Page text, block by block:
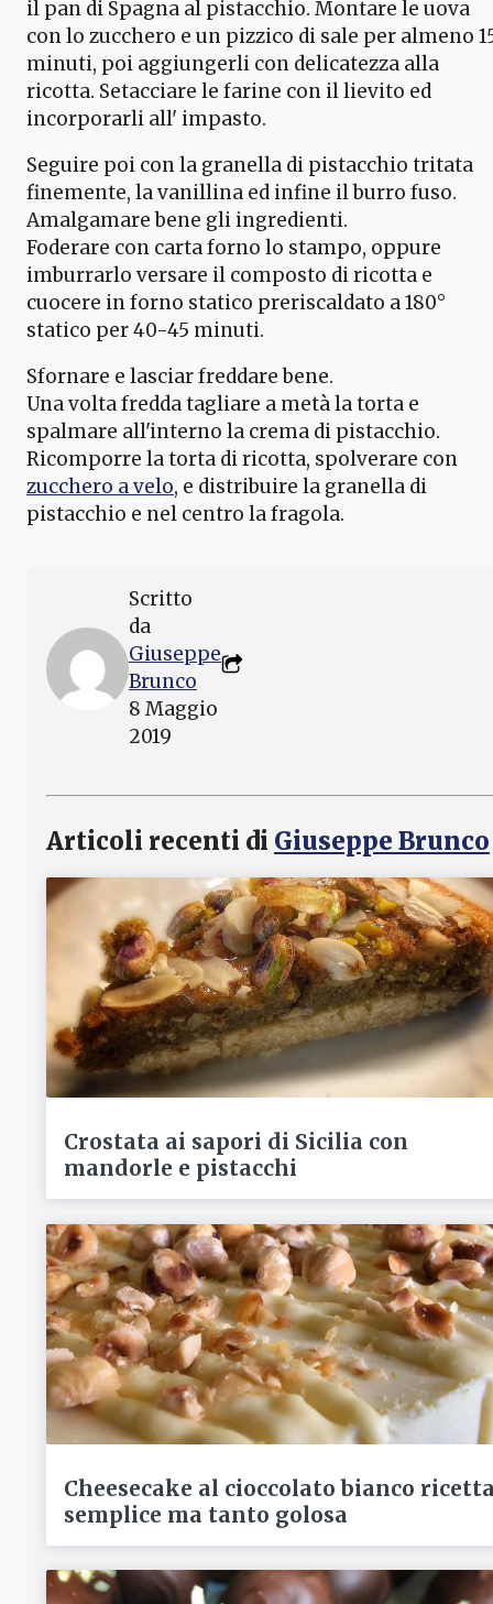
il pan di Spagna al pistacchio. Montare le uova
con lo zucchero e un pizzico di sale per almeno
minuti, poi aggiungerli con delicatezza alla
ricotta. Setacciare le farine con il lievito ed
incorporarli all' impasto.
Seguire poi con la granella di pistacchio tritata
finemente, la vanillina ed infine il burro fuso.
Amalgamare bene gli ingredienti.
Foderare con carta forno lo stampo, oppure
imburrarlo versare il composto di ricotta e
cuocere in forno statico preriscaldato a 180°
statico per 40-45 minuti.
Sfornare e lasciar freddare bene.
Una volta fredda tagliare a metà la torta e
spalmare all'interno la crema di pistacchio.
Ricomporre la torta di ricotta, spolverare con
zucchero a velo, e distribuire la granella di
pistacchio e nel centro la fragola.
Scritto
da
Giuseppe
Brunco
8 Maggio
2019
Articoli recenti di Giuseppe Brunco
Crostata ai sapori di Sicilia con
mandorle e pistacchi
Cheesecake al cioccolato bianco
semplice ma tanto golosa